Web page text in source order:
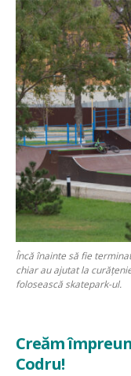
Încă înainte să fie
chiar au ajutat la
folosească skatepark-ul.
Creăm
Codru!